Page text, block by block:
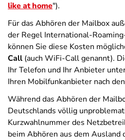
like at home").
Für das Abhören der Mailbox
der Regel International-
können Sie diese Kosten
Call (auch WiFi-Call genannt).
Ihr Telefon und Ihr Anbieter
Ihren Mobilfunkanbieter nach
Während das Abhören der
Deutschlands völlig
Kurzwahlnummer des
beim Abhören aus dem Ausland